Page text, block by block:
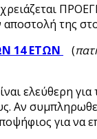
αποστολή της
14 ΕΤΩΝ
(
ελεύθερη
Αν
για να